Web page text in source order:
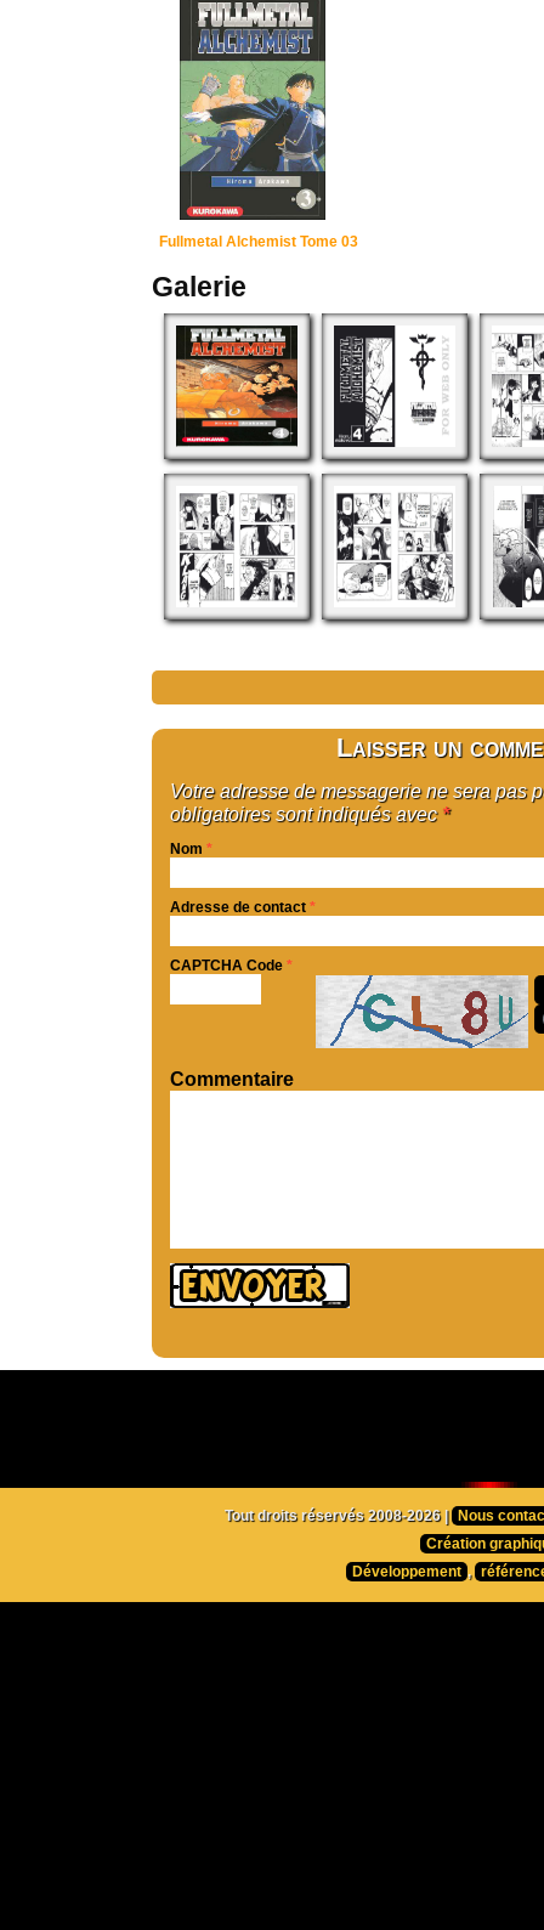
Fullmetal Alchemist Tome 03
Galerie
Laisser un
Votre adresse de messagerie ne sera pas
obligatoires sont indiqués avec *
Nom *
Adresse de contact *
CAPTCHA Code *
Commentaire
Tout droits réservés 2008-2026 |
Nous
Création
Développement ,